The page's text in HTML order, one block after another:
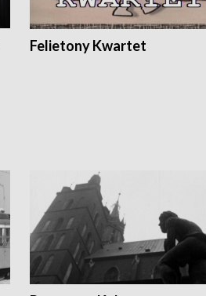
Felietony Kwartet